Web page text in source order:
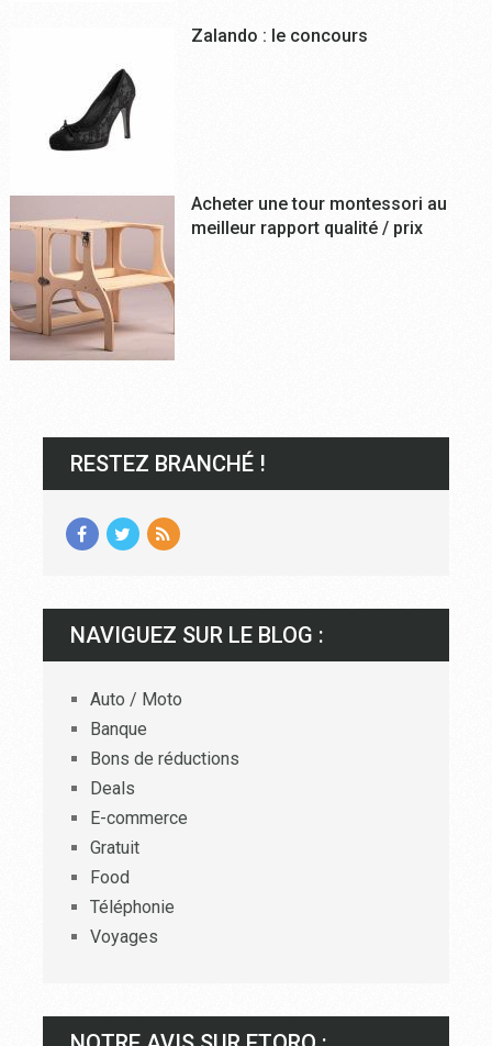
Zalando : le concours
Acheter une tour montessori au
meilleur rapport qualité / prix
RESTEZ BRANCHÉ !
NAVIGUEZ SUR LE BLOG :
Auto / Moto
Banque
Bons de réductions
Deals
E-commerce
Gratuit
Food
Téléphonie
Voyages